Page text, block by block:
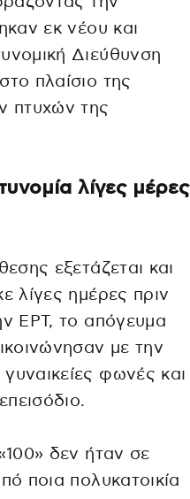
εκ νέου και
Διεύθυνση
πλαίσιο της
πτυχών της
λίγες μέρες
εξετάζεται και
λίγες ημέρες πριν
ΕΡΤ, το απόγευμα
με την
φωνές και
δεν ήταν σε
ποια πολυκατοικία